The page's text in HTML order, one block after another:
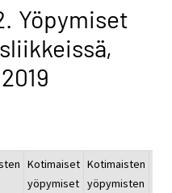
Yöpymiset
Kotimaiset
yöpymiset
Kotimaisten
yöpymisten